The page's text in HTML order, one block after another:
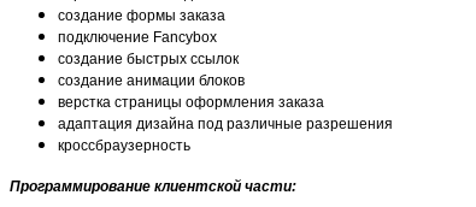
создание формы заказа
подключение Fancybox
создание быстрых ссылок
создание анимации блоков
верстка страницы оформления заказа
адаптация дизайна под различные разрешения
кроссбраузерность
Программирование клиентской части: